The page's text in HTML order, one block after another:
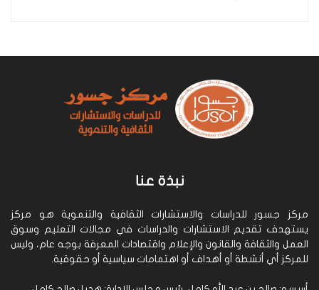
نبذة عنا
مركز جسور للدراسات والاستشارات الثقافية والتنموية هو مركز
يستهدف تقديم الاستشارات والدراسات في مجالات التعليم وسوق
العمل والثقافة والقانون والإعلام واقتصادات المعرفة بوجه عام، وليس
للمركز أي أنشطة أو أهداف أو اهتمامات سياسية أو حقوقية.